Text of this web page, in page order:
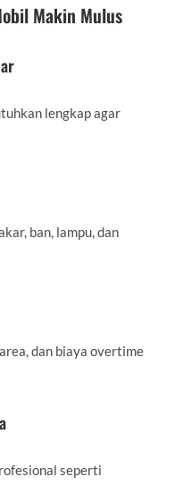
Makin Mulus
lengkap agar
ban, lampu, dan
dan biaya overtime
seperti